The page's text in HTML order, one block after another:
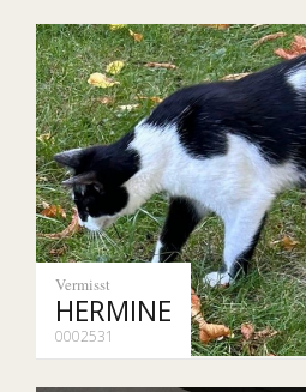
Vermisst
HERMINE
0002531